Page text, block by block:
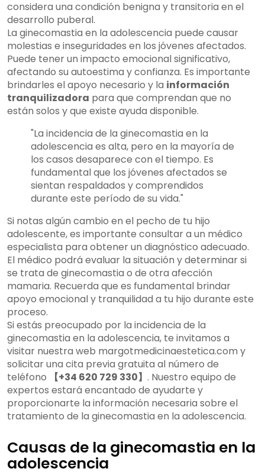
considera una condición benigna y transitoria en el
desarrollo puberal.
La ginecomastia en la adolescencia puede causar
molestias e inseguridades en los jóvenes afectados.
Puede tener un impacto emocional significativo,
afectando su autoestima y confianza. Es importante
brindarles el apoyo necesario y la información
tranquilizadora para que comprendan que no
están solos y que existe ayuda disponible.
"La incidencia de la ginecomastia en la
adolescencia es alta, pero en la mayoría de
los casos desaparece con el tiempo. Es
fundamental que los jóvenes afectados se
sientan respaldados y comprendidos
durante este período de su vida."
Si notas algún cambio en el pecho de tu hijo
adolescente, es importante consultar a un médico
especialista para obtener un diagnóstico adecuado.
El médico podrá evaluar la situación y determinar si
se trata de ginecomastia o de otra afección
mamaria. Recuerda que es fundamental brindar
apoyo emocional y tranquilidad a tu hijo durante este
proceso.
Si estás preocupado por la incidencia de la
ginecomastia en la adolescencia, te invitamos a
visitar nuestra web margotmedicinaestetica.com y
solicitar una cita previa gratuita al número de
teléfono
【+34 620 729 330】 . Nuestro equipo de
expertos estará encantado de ayudarte y
proporcionarte la información necesaria sobre el
tratamiento de la ginecomastia en la adolescencia.
Causas de la ginecomastia en la
adolescencia